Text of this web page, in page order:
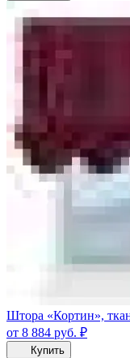
Штора «Кортин»,
от 8 884 руб. ₽
Купить